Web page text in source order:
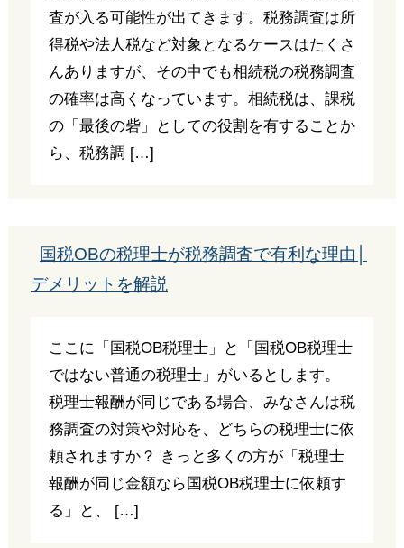
査が入る可能性が出てきます。税務調査は所
得税や法人税など対象となるケースはたくさ
んありますが、その中でも相続税の税務調査
の確率は高くなっています。相続税は、課税
の「最後の砦」としての役割を有することか
ら、税務調 […]
国税OBの税理士が税務調査で有利な理由│
デメリットを解説
ここに「国税OB税理士」と「国税OB税理士
ではない普通の税理士」がいるとします。
税理士報酬が同じである場合、みなさんは税
務調査の対策や対応を、どちらの税理士に依
頼されますか？ きっと多くの方が「税理士
報酬が同じ金額なら国税OB税理士に依頼す
る」と、 […]